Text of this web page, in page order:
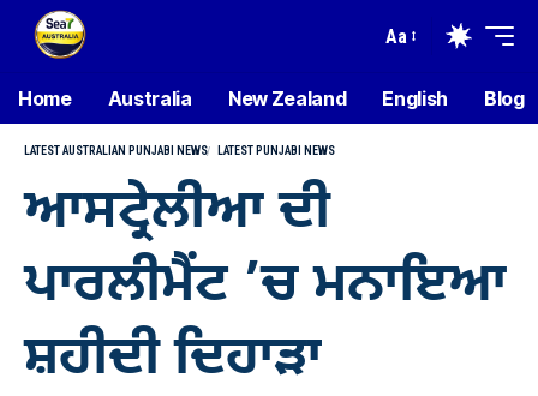
Aa
Home Australia New Zealand English Blog
LATEST AUSTRALIAN PUNJABI NEWS LATEST PUNJABI NEWS
ਆਸਟ੍ਰੇਲੀਆ ਦੀ
ਪਾਰਲੀਮੈਂਟ ’ਚ ਮਨਾਇਆ
ਸ਼ਹੀਦੀ ਦਿਹਾੜਾ